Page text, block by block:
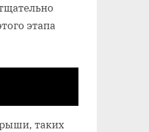
этапа
таких